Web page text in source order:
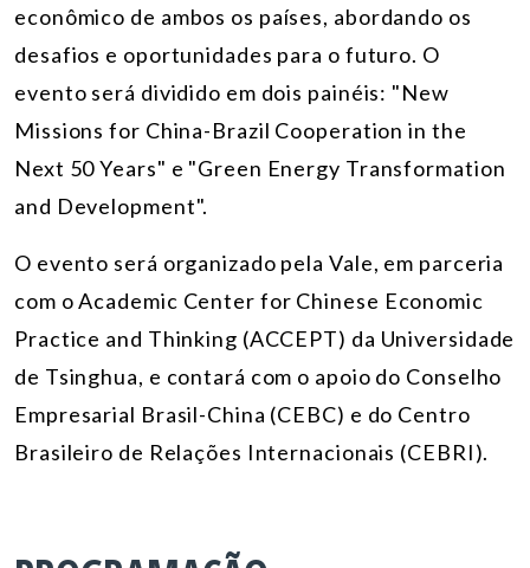
econômico de ambos os países, abordando os
desafios e oportunidades para o futuro. O
evento será dividido em dois painéis: "New
Missions for China-Brazil Cooperation in the
Next 50 Years" e "Green Energy Transformation
and Development".
O evento será organizado pela Vale, em parceria
com o Academic Center for Chinese Economic
Practice and Thinking (ACCEPT) da Universidade
de Tsinghua, e contará com o apoio do Conselho
Empresarial Brasil-China (CEBC) e do Centro
Brasileiro de Relações Internacionais (CEBRI).